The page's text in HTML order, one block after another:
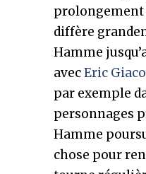
prolongement
diffère
Hamme
avecEric
par exemple
personnages
Hamme
chose pour